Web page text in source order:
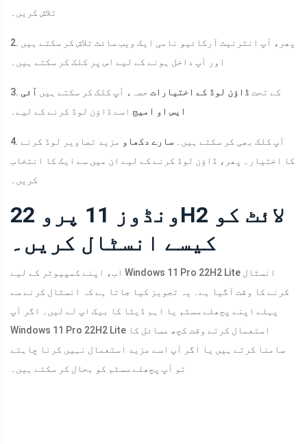
تلاش کریں۔
2. پھر، آپ انٹرنیٹ آرکائیو نامی ایک ویب سائٹ تلاش کر سکتے ہیں
اور آپ داخل ہونے کے لیے اس پر کلک کر سکتے ہیں۔
3. کے تحت ڈاؤن لوڈ کے اختیارات حصہ، آپ کلک کر سکتے ہیں آئی
ایس او امیج اسے ڈاؤن لوڈ کرنے کے لیے۔
4. آپ کلک بھی کر سکتے ہیں۔ سارے دکھاو مزید تصاویر لوڈ کرنے
کا اختیار۔ پھر، ڈاؤن لوڈ کرنے کے لیے ان میں سے ایک کا انتخاب
کریں۔
ونڈوز 11 پرو 22H2 لائٹ کو
کیسے انسٹال کریں۔
اب، اپنے کمپیوٹر کے لیے Windows 11 Pro 22H2 Lite انسٹال
کرنے کا وقت آگیا ہے۔ یہ تجویز کیا جاتا ہے کہ انسٹال کرنے سے
پہلے اپنے پچھلے سسٹم یا اہم ڈیٹا کا بیک اپ لے لیں۔ اگر آپ
Windows 11 Pro 22H2 Lite استعمال کرتے وقت کچھ مسائل کا
سامنا کرتے ہیں یا اگر آپ اسے مزید استعمال نہیں کرنا چاہتے
تو آپ پچھلے سسٹم کو بحال کر سکتے ہیں۔